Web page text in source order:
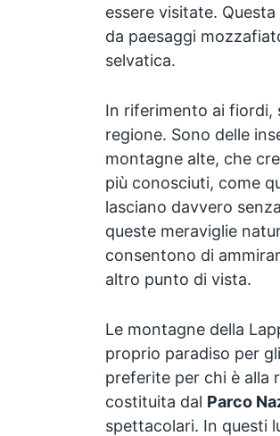
essere visitate.
da paesaggi
selvatica.
In riferimento ai fiordi,
regione. Sono delle
montagne alte, che
più conosciuti, come
lasciano davvero
queste meraviglie
consentono di
altro punto di vista.
Le montagne della
proprio paradiso per
preferite per chi è alla
costituita dal Parco
spettacolari. In questi